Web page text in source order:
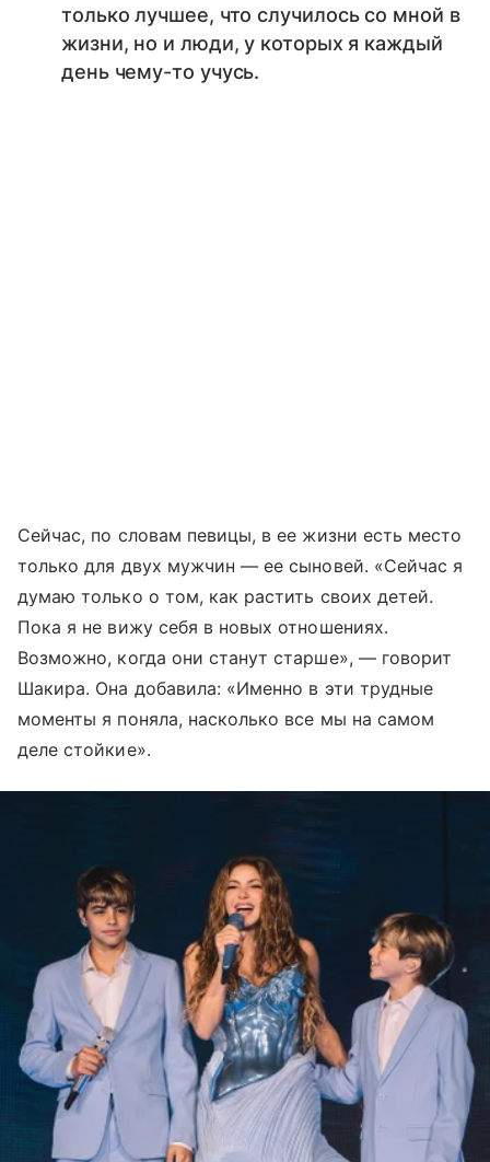
только лучшее, что случилось со мной в
жизни, но и люди, у которых я каждый
день чему-то учусь.
Сейчас, по словам певицы, в ее жизни есть место
только для двух мужчин — ее сыновей. «Сейчас я
думаю только о том, как растить своих детей.
Пока я не вижу себя в новых отношениях.
Возможно, когда они станут старше», — говорит
Шакира. Она добавила: «Именно в эти трудные
моменты я поняла, насколько все мы на самом
деле стойкие».